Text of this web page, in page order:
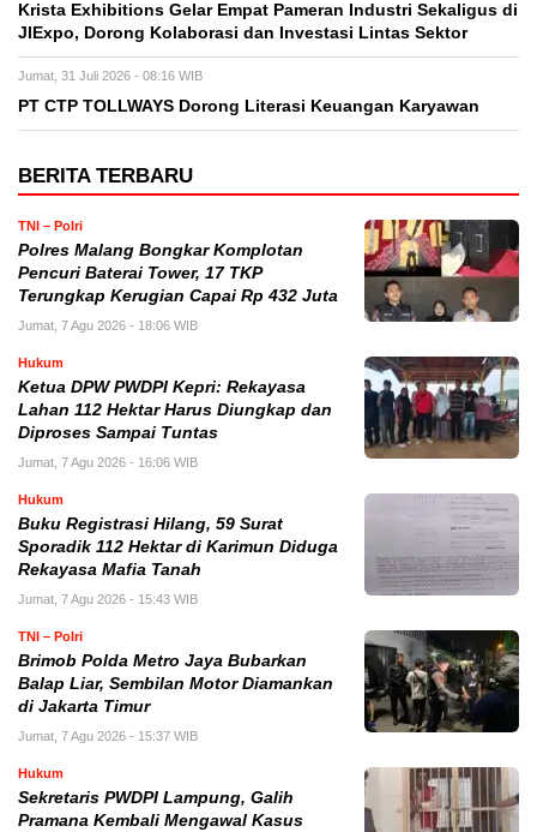
Krista Exhibitions Gelar Empat Pameran Industri Sekaligus di
JIExpo, Dorong Kolaborasi dan Investasi Lintas Sektor
Jumat, 31 Juli 2026 - 08:16 WIB
PT CTP TOLLWAYS Dorong Literasi Keuangan Karyawan
BERITA TERBARU
TNI – Polri
Polres Malang Bongkar Komplotan
Pencuri Baterai Tower, 17 TKP
Terungkap Kerugian Capai Rp 432 Juta
Jumat, 7 Agu 2026 - 18:06 WIB
Hukum
Ketua DPW PWDPI Kepri: Rekayasa
Lahan 112 Hektar Harus Diungkap dan
Diproses Sampai Tuntas
Jumat, 7 Agu 2026 - 16:06 WIB
Hukum
Buku Registrasi Hilang, 59 Surat
Sporadik 112 Hektar di Karimun Diduga
Rekayasa Mafia Tanah
Jumat, 7 Agu 2026 - 15:43 WIB
TNI – Polri
Brimob Polda Metro Jaya Bubarkan
Balap Liar, Sembilan Motor Diamankan
di Jakarta Timur
Jumat, 7 Agu 2026 - 15:37 WIB
Hukum
Sekretaris PWDPI Lampung, Galih
Pramana Kembali Mengawal Kasus